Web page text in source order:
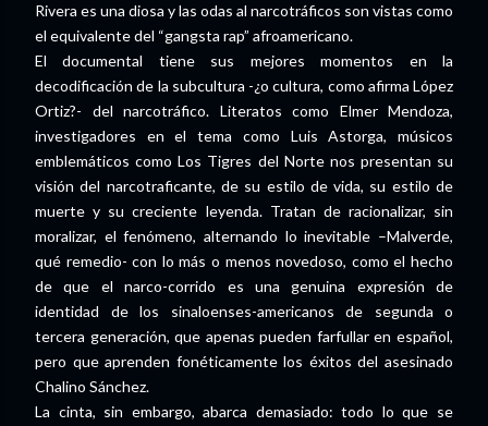
Rivera es una diosa y las odas al narcotráficos son vistas como
el equivalente del “gangsta rap” afroamericano.
El documental tiene sus mejores momentos en la
decodificación de la subcultura -¿o cultura, como afirma López
Ortiz?- del narcotráfico. Literatos como Elmer Mendoza,
investigadores en el tema como Luis Astorga, músicos
emblemáticos como Los Tigres del Norte nos presentan su
visión del narcotraficante, de su estilo de vida, su estilo de
muerte y su creciente leyenda. Tratan de racionalizar, sin
moralizar, el fenómeno, alternando lo inevitable –Malverde,
qué remedio- con lo más o menos novedoso, como el hecho
de que el narco-corrido es una genuina expresión de
identidad de los sinaloenses-americanos de segunda o
tercera generación, que apenas pueden farfullar en español,
pero que aprenden fonéticamente los éxitos del asesinado
Chalino Sánchez.
La cinta, sin embargo, abarca demasiado: todo lo que se